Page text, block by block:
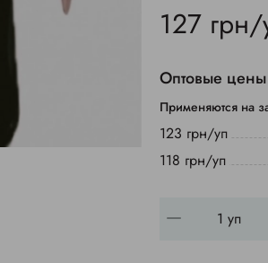
127 грн/
Оптовые цены
Применяются на
123 грн/уп
118 грн/уп